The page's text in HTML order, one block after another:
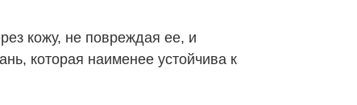
кожу, не повреждая ее, и
которая наименее устойчива к